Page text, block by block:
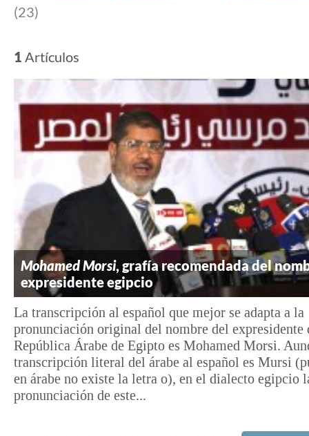
(23)
1 Artículos
Mohamed Morsi, grafía recomendada del
expresidente egipcio
La transcripción al español que mejor se adapta a la
pronunciación original del nombre del expresidente
República Árabe de Egipto es Mohamed Morsi.
transcripción literal del árabe al español es Mursi
en árabe no existe la letra o), en el dialecto egipcio
pronunciación de este...